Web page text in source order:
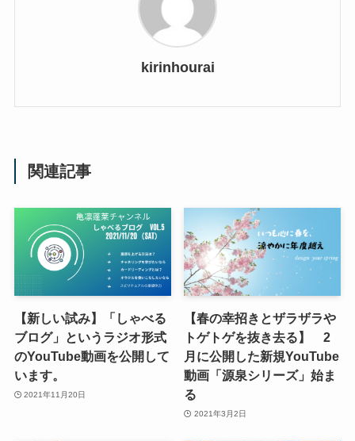
kirinhourai
関連記事
【新しい試み】「しゃべる
ブログ」というラジオ形式
のYouTube動画を公開して
います。
2021年11月20日
【春の幸招きとザラザラや
トゲトゲを抜き去る】 2
月に公開した新規YouTube
動画「源泉シリーズ」始ま
る
2021年3月2日